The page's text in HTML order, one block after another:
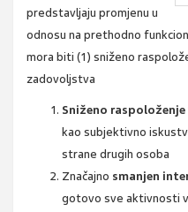
predstavljaju promjenu u
odnosu na prethodno
mora biti (1) sniženo
zadovoljstva
Sniženo raspoloženje
kao subjektivno
strane drugih osoba
Značajno smanjen
gotovo sve aktivnosti